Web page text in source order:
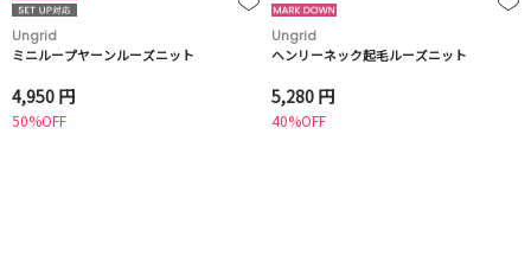
Ungrid
ミニループヤーンルーズニット
4,950 円
50%OFF
Ungrid
ヘンリーネック起毛ルーズニット
5,280 円
40%OFF